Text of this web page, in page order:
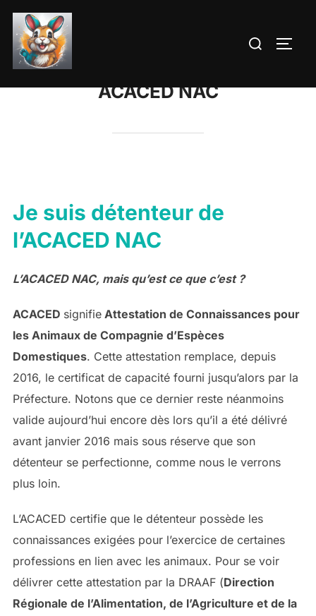
Aller
contenu
Rechercher :
ACACED NAC
Je suis détenteur de
l’ACACED NAC
L’ACACED NAC, mais qu’est ce que c’est ?
ACACED signifieAttestation de Connaissances pour
les Animaux de Compagnie d’Espèces
Domestiques. Cette attestation remplace, depuis
2016, le certificat de capacité fourni jusqu’alors par la
Préfecture. Notons que ce dernier reste néanmoins
valide aujourd’hui encore dès lors qu’il a été délivré
avant janvier 2016 mais sous réserve que son
détenteur se perfectionne, comme nous le verrons
plus loin.
L’ACACED certifie que le détenteur possède les
connaissances exigées pour l’exercice de certaines
professions en lien avec les animaux. Pour se voir
délivrer cette attestation par la DRAAF (Direction
Régionale de l’Alimentation, de l’Agriculture et de la